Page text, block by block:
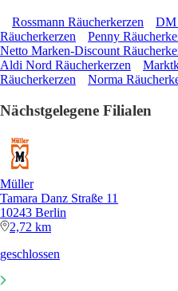
Rossmann Räucherkerzen DM
Räucherkerzen
Penny
Netto Marken-Discount
Aldi Nord Räucherkerzen
Räucherkerzen
Norma
Nächstgelegene Filialen
Müller
Tamara Danz Straße 11
10243 Berlin
2,72 km
geschlossen